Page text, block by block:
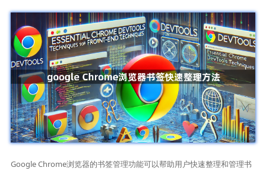
Google Chrome浏览器的书签管理功能可以帮助用户快速整理和管理书